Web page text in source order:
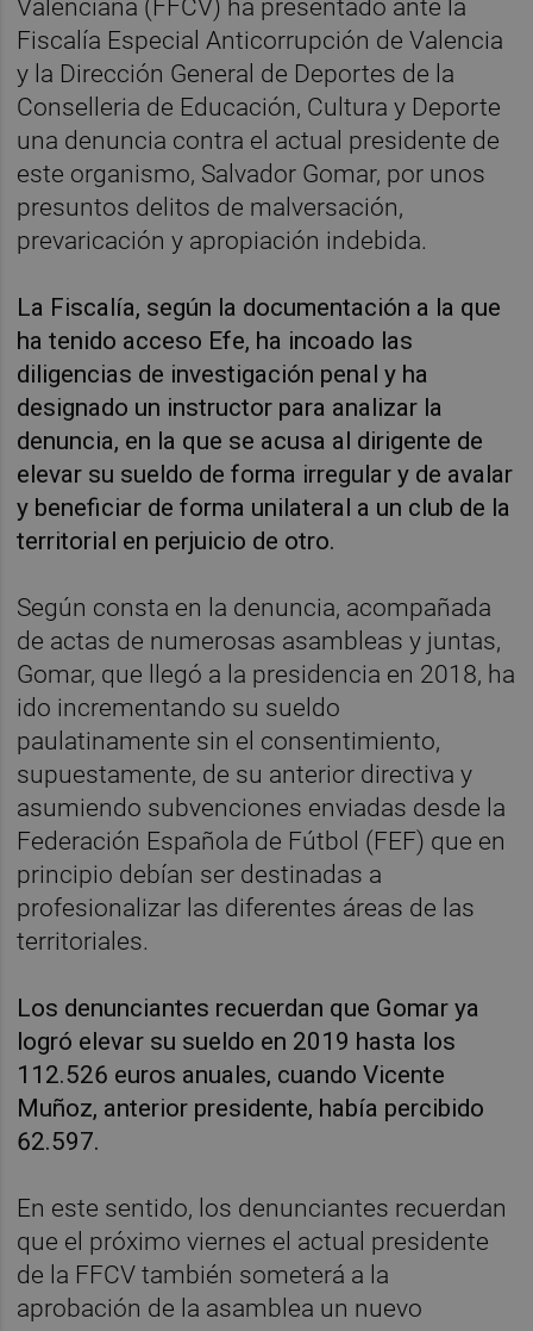
Valenciana (FFCV) ha presentado ante la
Fiscalía Especial Anticorrupción de Valencia
y la Dirección General de Deportes de la
Conselleria de Educación, Cultura y Deporte
una denuncia contra el actual presidente de
este organismo, Salvador Gomar, por unos
presuntos delitos de malversación,
prevaricación y apropiación indebida.
La Fiscalía, según la documentación a la que
ha tenido acceso Efe, ha incoado las
diligencias de investigación penal y ha
designado un instructor para analizar la
denuncia, en la que se acusa al dirigente de
elevar su sueldo de forma irregular y de avalar
y beneficiar de forma unilateral a un club de la
territorial en perjuicio de otro.
Según consta en la denuncia, acompañada
de actas de numerosas asambleas y juntas,
Gomar, que llegó a la presidencia en 2018, ha
ido incrementando su sueldo
paulatinamente sin el consentimiento,
supuestamente, de su anterior directiva y
asumiendo subvenciones enviadas desde la
Federación Española de Fútbol (FEF) que en
principio debían ser destinadas a
profesionalizar las diferentes áreas de las
territoriales.
Los denunciantes recuerdan que Gomar ya
logró elevar su sueldo en 2019 hasta los
112.526 euros anuales, cuando Vicente
Muñoz, anterior presidente, había percibido
62.597.
En este sentido, los denunciantes recuerdan
que el próximo viernes el actual presidente
de la FFCV también someterá a la
aprobación de la asamblea un nuevo